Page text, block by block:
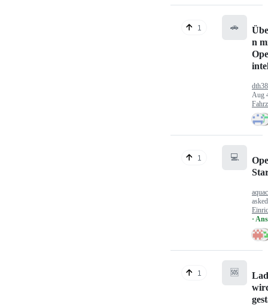
1 🚗
n
Aug
1 💻
·
1 🆘